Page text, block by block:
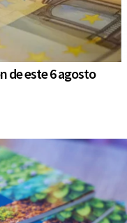
de este 6 agosto